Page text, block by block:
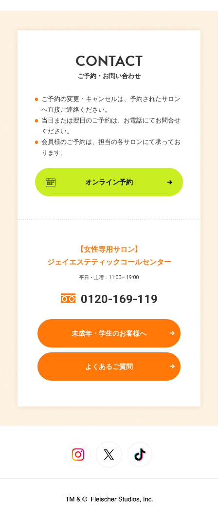
CONTACT
ご予約・お問い合わせ
ご予約の変更・キャンセルは、予約されたサロン
へ直接ご連絡ください。
当日または翌日のご予約は、お電話にてお問合せ
ください。
会員様のご予約は、担当の各サロンにて承ってお
ります。
オンライン予約
【女性専用サロン】
ジェイエステティックコールセンター
平日・土曜：11:00～19:00
0120-169-119
未成年・学生のお客様へ
よくあるご質問